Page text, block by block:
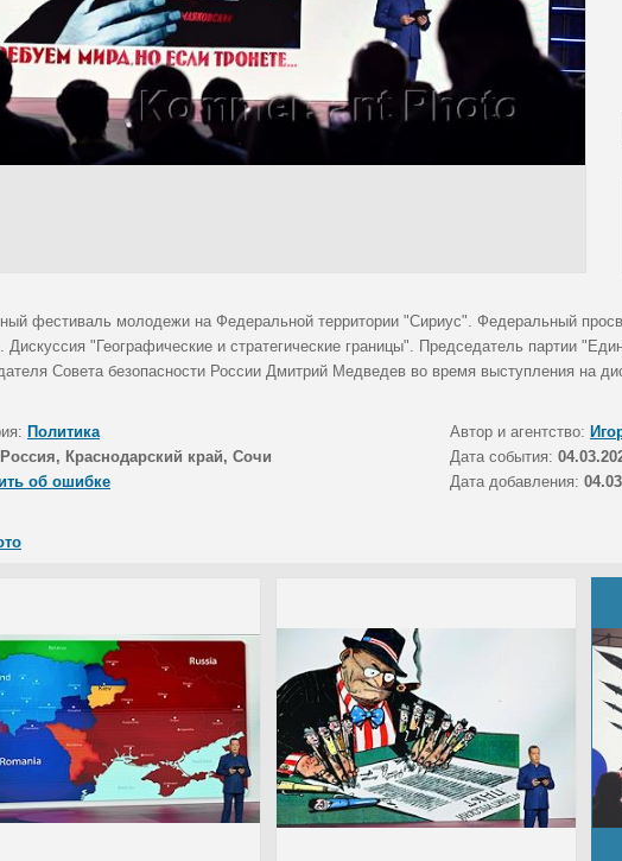
фестиваль молодежи на Федеральной территории "Сириус". Федеральный
Дискуссия "Географические и стратегические границы". Председатель партии
Совета безопасности России Дмитрий Медведев во время выступления на
Политика Автор и агентство:
Россия, Краснодарский край, Сочи Дата события:
об ошибке
Дата добавления: